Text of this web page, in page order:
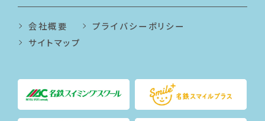
会社概要
プライバシーポリシー
サイトマップ